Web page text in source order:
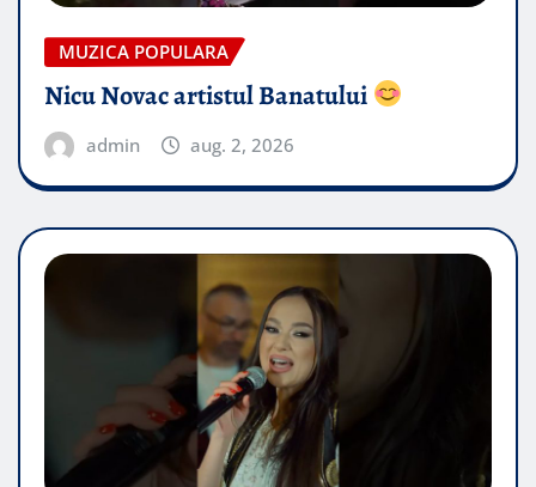
MUZICA POPULARA
Nicu Novac artistul Banatului
admin aug. 2, 2026